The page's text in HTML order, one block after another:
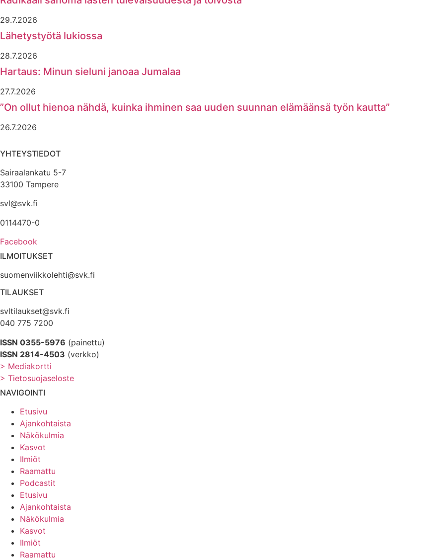
29.7.2026
Lähetystyötä lukiossa
28.7.2026
Hartaus: Minun sieluni janoaa Jumalaa
27.7.2026
”On ollut hienoa nähdä, kuinka ihminen saa uuden suunnan elämäänsä työn kautta”
26.7.2026
YHTEYSTIEDOT
Sairaalankatu 5-7
33100 Tampere
svl@svk.fi
0114470-0
Facebook
ILMOITUKSET
suomenviikkolehti@svk.fi
TILAUKSET
svltilaukset@svk.fi
040 775 7200
ISSN 0355-5976 (painettu)
ISSN 2814-4503 (verkko)
> Mediakortti
> Tietosuojaseloste
NAVIGOINTI
Etusivu
Ajankohtaista
Näkökulmia
Kasvot
Ilmiöt
Raamattu
Podcastit
Etusivu
Ajankohtaista
Näkökulmia
Kasvot
Ilmiöt
Raamattu